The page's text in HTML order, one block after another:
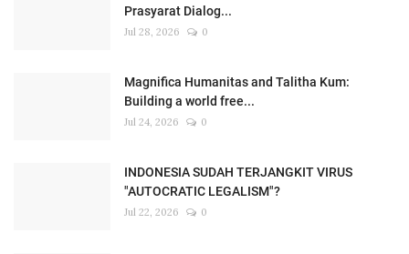
Prasyarat Dialog...
Jul 28, 2026 0
Magnifica Humanitas and Talitha Kum:
Building a world free...
Jul 24, 2026 0
INDONESIA SUDAH TERJANGKIT VIRUS
"AUTOCRATIC LEGALISM"?
Jul 22, 2026 0